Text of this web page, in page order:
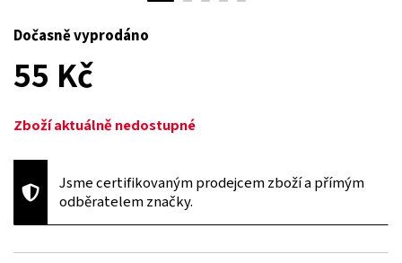
Dočasně vyprodáno
55 Kč
Zboží aktuálně nedostupné
Jsme certifikovaným prodejcem zboží a přímým
odběratelem značky.